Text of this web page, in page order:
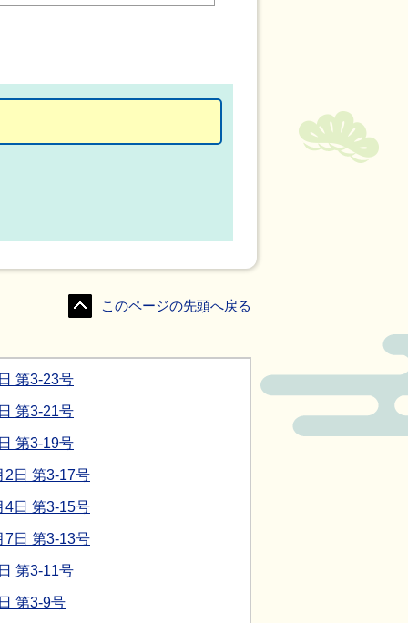
このページの先頭へ戻る
第3-23号
第3-21号
第3-19号
2日 第3-17号
4日 第3-15号
7日 第3-13号
第3-11号
第3-9号